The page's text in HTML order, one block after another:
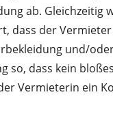
ab.
dass der
und/
so, dass kein
Vermieterin